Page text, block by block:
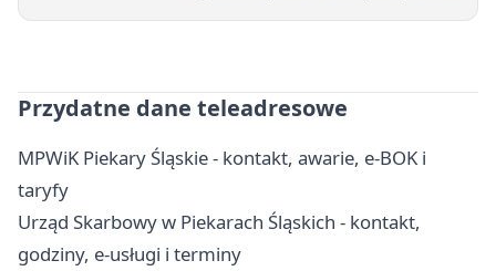
Przydatne dane teleadresowe
MPWiK Piekary Śląskie - kontakt, awarie, e-BOK i
taryfy
Urząd Skarbowy w Piekarach Śląskich - kontakt,
godziny, e-usługi i terminy